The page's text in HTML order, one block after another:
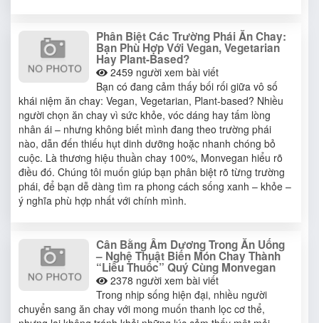
Phân Biệt Các Trường Phái Ăn Chay:
Bạn Phù Hợp Với Vegan, Vegetarian
Hay Plant-Based?
2459 người xem bài viết
Bạn có đang cảm thấy bối rối giữa vô số
khái niệm ăn chay: Vegan, Vegetarian, Plant-based? Nhiều
người chọn ăn chay vì sức khỏe, vóc dáng hay tấm lòng
nhân ái – nhưng không biết mình đang theo trường phái
nào, dẫn đến thiếu hụt dinh dưỡng hoặc nhanh chóng bỏ
cuộc. Là thương hiệu thuần chay 100%, Monvegan hiểu rõ
điều đó. Chúng tôi muốn giúp bạn phân biệt rõ từng trường
phái, để bạn dễ dàng tìm ra phong cách sống xanh – khỏe –
ý nghĩa phù hợp nhất với chính mình.
Cân Bằng Âm Dương Trong Ăn Uống
– Nghệ Thuật Biến Món Chay Thành
“Liều Thuốc” Quý Cùng Monvegan
2378 người xem bài viết
Trong nhịp sống hiện đại, nhiều người
chuyển sang ăn chay với mong muốn thanh lọc cơ thể,